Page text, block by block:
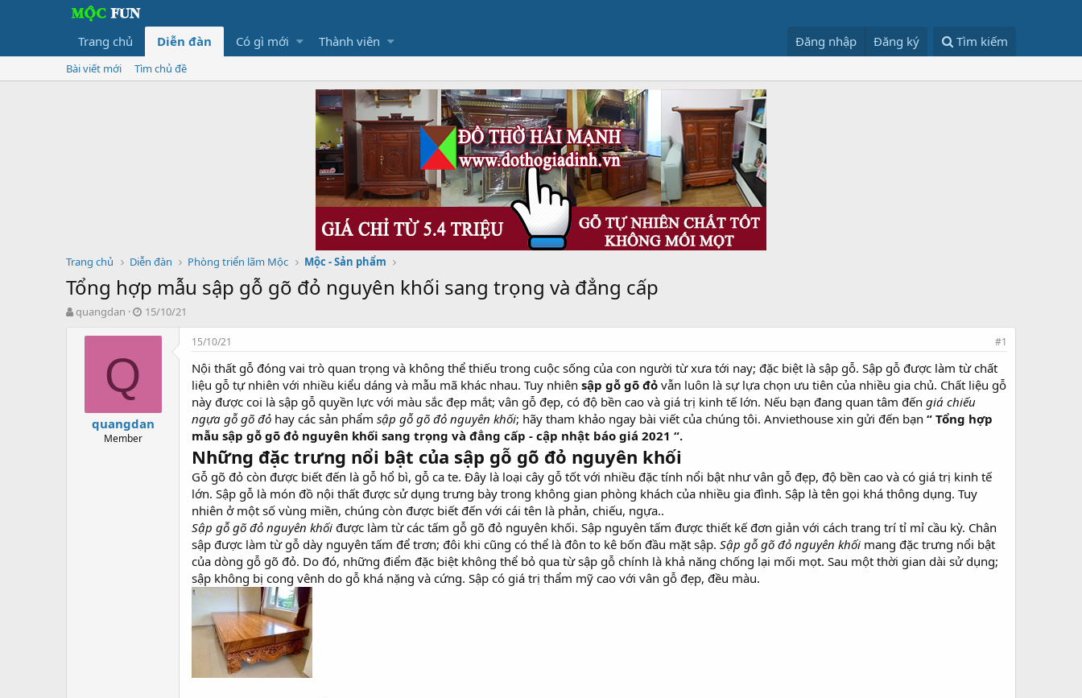
Trang chủ Diễn đàn Có gì mới Thành viên Đăng nhập Đăng ký Tìm kiếm
Bài viết mới Tìm chủ đề
Trang chủ Diễn đàn Phòng triển lãm Mộc Mộc - Sản phẩm
Tổng hợp mẫu sập gỗ gõ đỏ nguyên khối sang trọng và đẳng cấp
T
quangdan
N
à
15/10/21
Q
quangdan
Member
15/10/21 #1
Nội thất gỗ đóng vai trò quan trọng và không thể thiếu trong cuộc sống của con người từ xưa tới nay; đặc biệt là sập gỗ. Sập gỗ được làm từ chất
liệu gỗ tự nhiên với nhiều kiểu dáng và mẫu mã khác nhau. Tuy nhiên sập gỗ gõ đỏ vẫn luôn là sự lựa chọn ưu tiên của nhiều gia chủ. Chất liệu gỗ
này được coi là sập gỗ quyền lực với màu sắc đẹp mắt; vân gỗ đẹp, có độ bền cao và giá trị kinh tế lớn. Nếu bạn đang quan tâm đến giá chiếu
ngựa gỗ gõ đỏ hay các sản phẩm sập gỗ gõ đỏ nguyên khối; hãy tham khảo ngay bài viết của chúng tôi. Anviethouse xin gửi đến bạn “ Tổng hợp
mẫu sập gỗ gõ đỏ nguyên khối sang trọng và đẳng cấp - cập nhật báo giá 2021 “.
Những đặc trưng nổi bật của sập gỗ gõ đỏ nguyên khối
Gỗ gõ đỏ còn được biết đến là gỗ hổ bì, gỗ ca te. Đây là loại cây gỗ tốt với nhiều đặc tính nổi bật như vân gỗ đẹp, độ bền cao và có giá trị kinh tế
lớn. Sập gỗ là món đồ nội thất được sử dụng trưng bày trong không gian phòng khách của nhiều gia đình. Sập là tên gọi khá thông dụng. Tuy
nhiên ở một số vùng miền, chúng còn được biết đến với cái tên là phản, chiếu, ngựa..
Sập gỗ gõ đỏ nguyên khối được làm từ các tấm gỗ gõ đỏ nguyên khối. Sập nguyên tấm được thiết kế đơn giản với cách trang trí tỉ mỉ cầu kỳ. Chân
sập được làm từ gỗ dày nguyên tấm để trơn; đôi khi cũng có thể là đôn to kê bốn đầu mặt sập. Sập gỗ gõ đỏ nguyên khối mang đặc trưng nổi bật
của dòng gỗ gõ đỏ. Do đó, những điểm đặc biệt không thể bỏ qua từ sập gỗ chính là khả năng chống lại mối mọt. Sau một thời gian dài sử dụng;
sập không bị cong vênh do gỗ khá nặng và cứng. Sập có giá trị thẩm mỹ cao với vân gỗ đẹp, đều màu.